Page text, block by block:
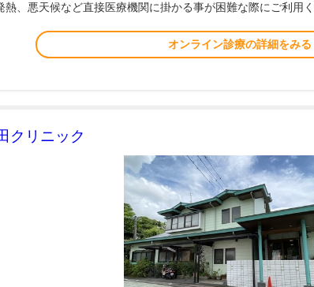
熱、悪天候など直接医療機関に掛かる事が困難な際にご利用
オンライン診療の詳細をみる
クリニック